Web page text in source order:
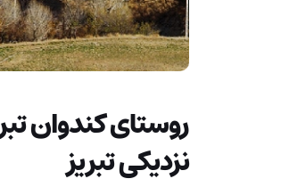
روستای کندوان
نزدیکی تبریز